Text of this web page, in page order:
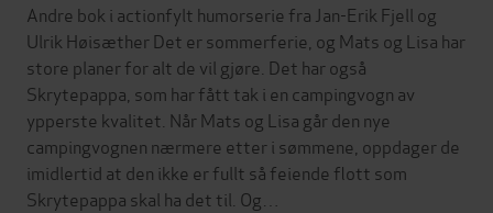
Andre bok i actionfylt humorserie fra Jan-Erik Fjell og
Ulrik Høisæther Det er sommerferie, og Mats og Lisa har
store planer for alt de vil gjøre. Det har også
Skrytepappa, som har fått tak i en campingvogn av
ypperste kvalitet. Når Mats og Lisa går den nye
campingvognen nærmere etter i sømmene, oppdager de
imidlertid at den ikke er fullt så feiende flott som
Skrytepappa skal ha det til. Og…